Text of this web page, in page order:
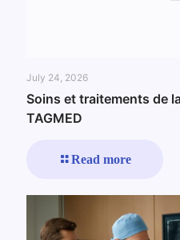
July 24, 2026
Soins et traitements de
TAGMED
Read more